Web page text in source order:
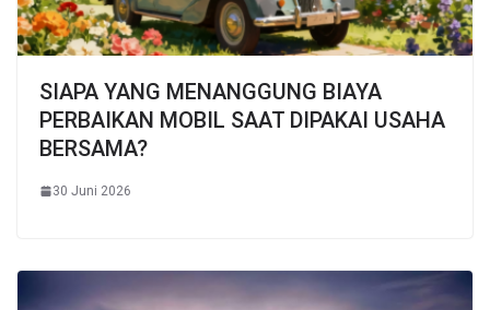
SIAPA YANG MENANGGUNG BIAYA
PERBAIKAN MOBIL SAAT DIPAKAI USAHA
BERSAMA?
30 Juni 2026